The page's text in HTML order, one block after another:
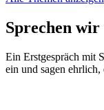
Sprechen
Ein Erstgespräch mit
ein und sagen